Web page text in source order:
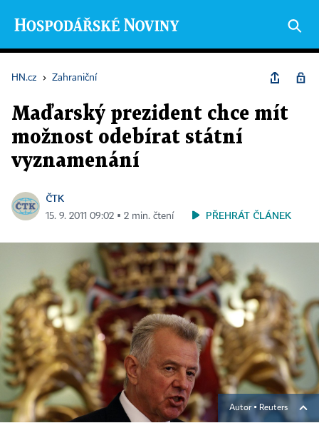
HN.cz › Zahraniční
Maďarský prezident chce mít
možnost odebírat státní
vyznamenání
ČTK
15. 9. 2011 09:02 ▪ 2 min. čtení PŘEHRÁT ČLÁNEK
Autor ▪ Reuters